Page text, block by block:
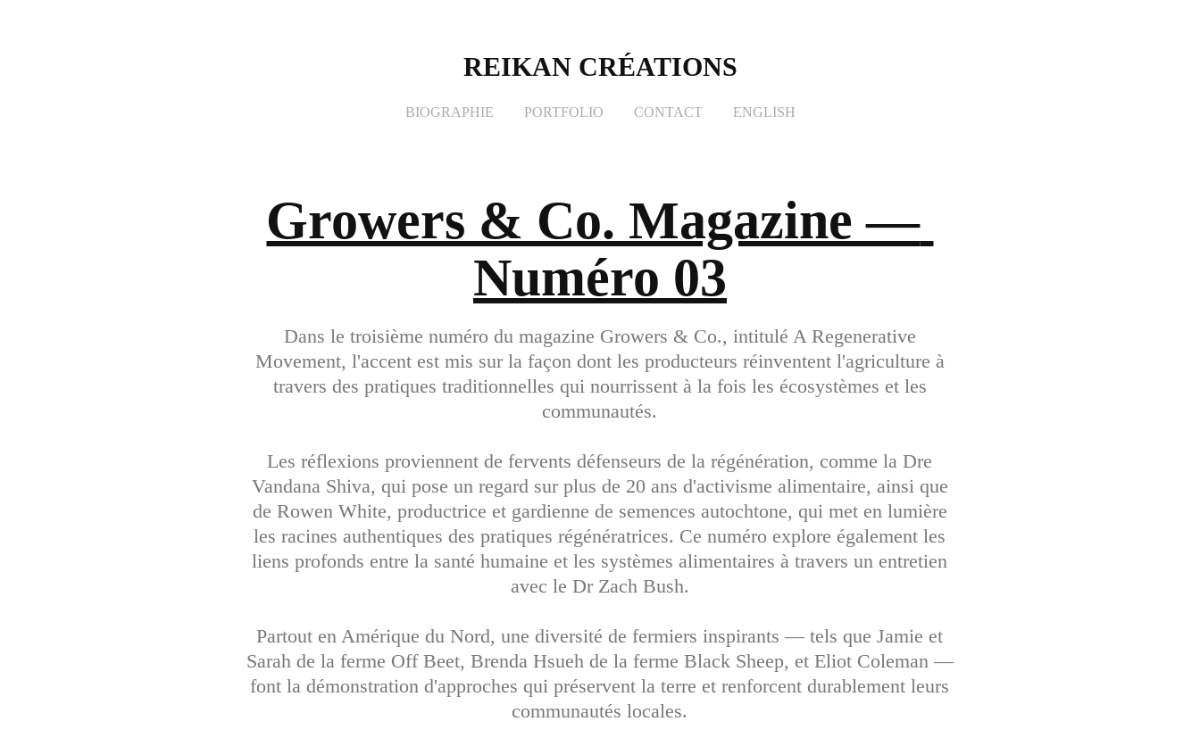
REIKAN CRÉATIONS
BIOGRAPHIE PORTFOLIO CONTACT ENGLISH
Growers & Co. Magazine —
Numéro 03
Dans le troisième numéro du magazine Growers & Co., intitulé A Regenerative
Movement, l'accent est mis sur la façon dont les producteurs réinventent l'agriculture à
travers des pratiques traditionnelles qui nourrissent à la fois les écosystèmes et les
communautés.
Les réflexions proviennent de fervents défenseurs de la régénération, comme la Dre
Vandana Shiva, qui pose un regard sur plus de 20 ans d'activisme alimentaire, ainsi que
de Rowen White, productrice et gardienne de semences autochtone, qui met en lumière
les racines authentiques des pratiques régénératrices. Ce numéro explore également les
liens profonds entre la santé humaine et les systèmes alimentaires à travers un entretien
avec le Dr Zach Bush.
Partout en Amérique du Nord, une diversité de fermiers inspirants — tels que Jamie et
Sarah de la ferme Off Beet, Brenda Hsueh de la ferme Black Sheep, et Eliot Coleman —
font la démonstration d'approches qui préservent la terre et renforcent durablement leurs
communautés locales.